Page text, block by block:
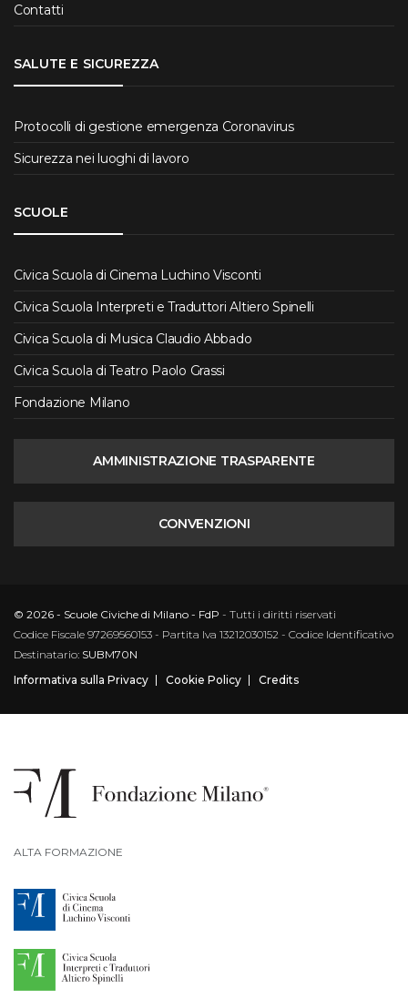
Contatti
SALUTE E SICUREZZA
Protocolli di gestione emergenza Coronavirus
Sicurezza nei luoghi di lavoro
SCUOLE
Civica Scuola di Cinema Luchino Visconti
Civica Scuola Interpreti e Traduttori Altiero Spinelli
Civica Scuola di Musica Claudio Abbado
Civica Scuola di Teatro Paolo Grassi
Fondazione Milano
AMMINISTRAZIONE TRASPARENTE
CONVENZIONI
© 2026 - Scuole Civiche di Milano - FdP - Tutti i diritti riservati
Codice Fiscale 97269560153 - Partita Iva 13212030152 - Codice Identificativo
Destinatario: SUBM70N
Informativa sulla Privacy
Cookie Policy Credits
ALTA FORMAZIONE